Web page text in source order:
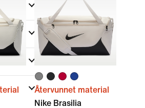
Återvunnet material
Nike Brasilia